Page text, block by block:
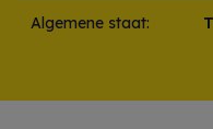
Algemene staat: